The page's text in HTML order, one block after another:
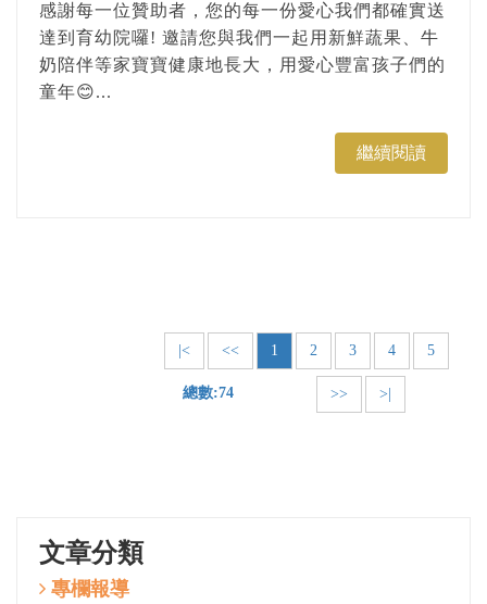
感謝每一位贊助者，您的每一份愛心我們都確實送
達到育幼院囉! 邀請您與我們一起用新鮮蔬果、牛
奶陪伴等家寶寶健康地長大，用愛心豐富孩子們的
童年😊...
繼續閱讀
|< << 1 2 3 4 5
>> >|
總數:74
文章分類
專欄報導